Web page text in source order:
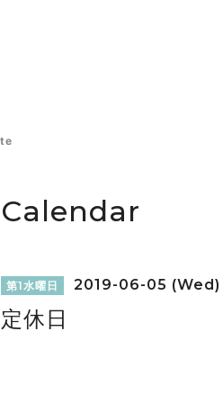
Calendar
第1水曜日 2019-06-05 (Wed)
定休日